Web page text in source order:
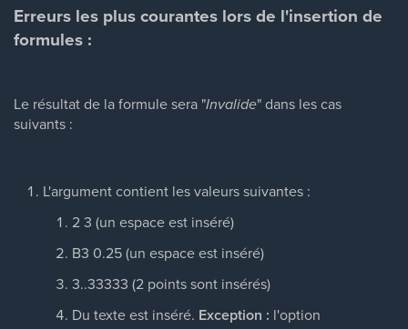
Erreurs les plus courantes lors de l'insertion de
formules :
Le résultat de la formule sera "Invalide" dans les cas
suivants :
L'argument contient les valeurs suivantes :
2 3 (un espace est inséré)
B3 0.25 (un espace est inséré)
3..33333 (2 points sont insérés)
Du texte est inséré. Exception : l'option